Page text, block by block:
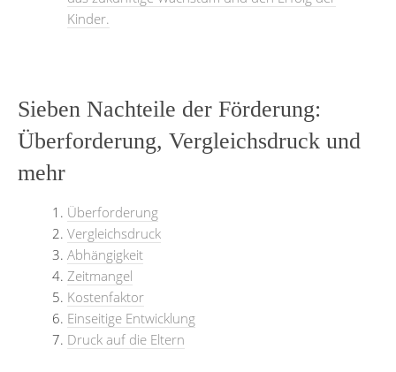
Kinder.
Sieben Nachteile der Förderung:
Überforderung, Vergleichsdruck und
mehr
Überforderung
Vergleichsdruck
Abhängigkeit
Zeitmangel
Kostenfaktor
Einseitige Entwicklung
Druck auf die Eltern